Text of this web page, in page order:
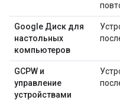
Google Диск для
настольных
компьютеров
GCPW и
управление
устройствами